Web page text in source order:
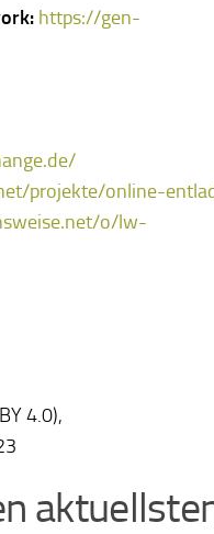
: https://gen-
projekte/online-
o/lw-
4.0),